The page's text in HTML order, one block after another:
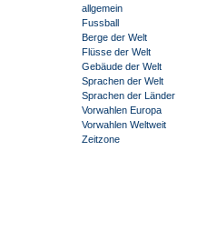
allgemein
Fussball
Berge der Welt
Flüsse der Welt
Gebäude der Welt
Sprachen der Welt
Sprachen der Länder
Vorwahlen Europa
Vorwahlen Weltweit
Zeitzone